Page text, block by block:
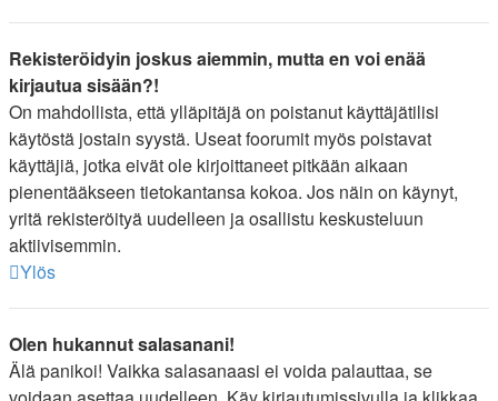
Rekisteröidyin joskus aiemmin, mutta en voi enää
kirjautua sisään?!
On mahdollista, että ylläpitäjä on poistanut käyttäjätilisi
käytöstä jostain syystä. Useat foorumit myös poistavat
käyttäjiä, jotka eivät ole kirjoittaneet pitkään aikaan
pienentääkseen tietokantansa kokoa. Jos näin on käynyt,
yritä rekisteröityä uudelleen ja osallistu keskusteluun
aktiivisemmin.
Ylös
Olen hukannut salasanani!
Älä panikoi! Vaikka salasanaasi ei voida palauttaa, se